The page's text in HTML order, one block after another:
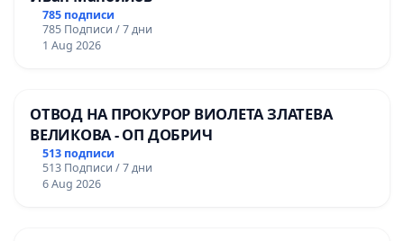
785 подписи
785 Подписи / 7 дни
1 Aug 2026
ОТВОД НА ПРОКУРОР ВИОЛЕТА ЗЛАТЕВА
ВЕЛИКОВА - ОП ДОБРИЧ
513 подписи
513 Подписи / 7 дни
6 Aug 2026